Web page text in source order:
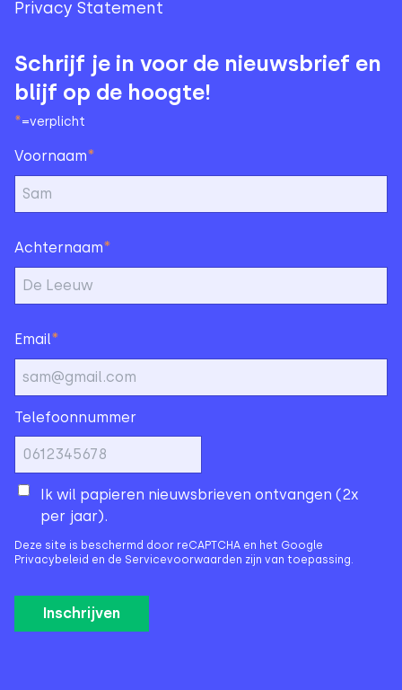
Privacy Statement
Schrijf je in voor de nieuwsbrief en
blijf op de hoogte!
*=verplicht
Voornaam*
Achternaam*
Email*
Telefoonnummer
Ik wil papieren nieuwsbrieven ontvangen (2x
per jaar).
Deze site is beschermd door reCAPTCHA en het Google
Privacybeleid en de Servicevoorwaarden zijn van toepassing.